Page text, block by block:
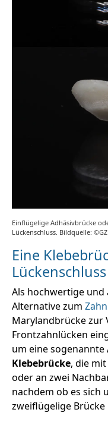
Einflügelige Adhäsivbrücke
Lückenschluss. Bildquelle:
Eine
Als hochwertige
Alternative zum
Marylandbrücke zur
Frontzahnlücken
um eine sogenannte
Klebebrücke, die
oder an zwei
nachdem ob es sich
zweiflügelige Brücke